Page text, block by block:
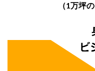
（1万坪